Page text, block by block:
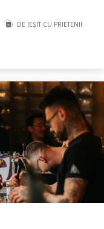
DE IEȘIT CU PRIETENII